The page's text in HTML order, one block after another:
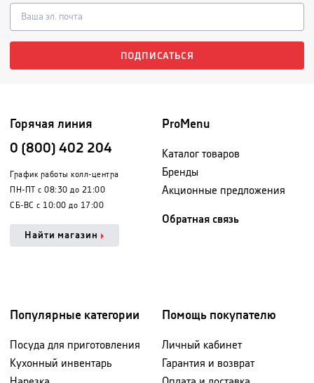
ПОДПИСАТЬСЯ
Горячая линия
0 (800) 402 204
График работы колл-центра
ПН-ПТ с 08:30 до 21:00
СБ-ВС с 10:00 до 17:00
Найти магазин
ProMenu
Каталог товаров
Бренды
Акционные предложения
Обратная связь
Популярные категории
Посуда для приготовления
Кухонный инвентарь
Помощь покупателю
Личный кабинет
Гарантия и возврат